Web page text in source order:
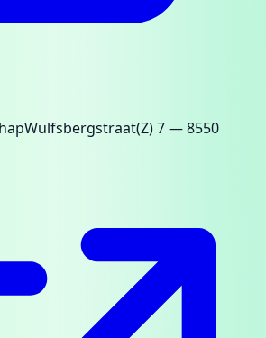
Wulfsbergstraat(Z) 7— 8550